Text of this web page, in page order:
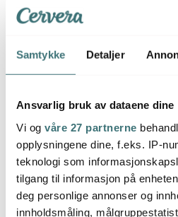
Samtykke Detaljer
Ansvarlig bruk av dataene dine
Vi og våre 27 partnerne
opplysningene dine, f.eks. IP-
teknologi som
tilgang til informasjon på
deg personlige annonser og
innholdsmåling,
Ilona krukke 10X12 cm
terrakotta
189 kr 315 kr 423
Du kanskje